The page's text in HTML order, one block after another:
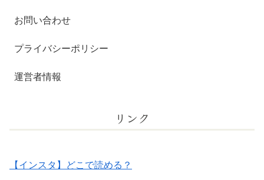
お問い合わせ
プライバシーポリシー
運営者情報
リンク
【インスタ】どこで読める？